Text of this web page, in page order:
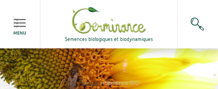
Accueil>Semence BIO